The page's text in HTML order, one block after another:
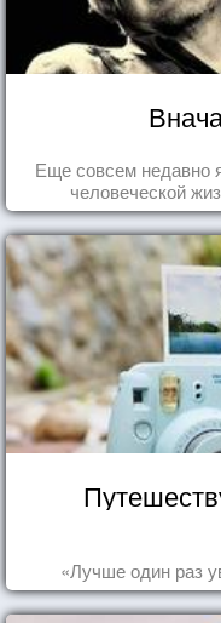
Еще совсем недавно
человеческой
«Лучше один раз